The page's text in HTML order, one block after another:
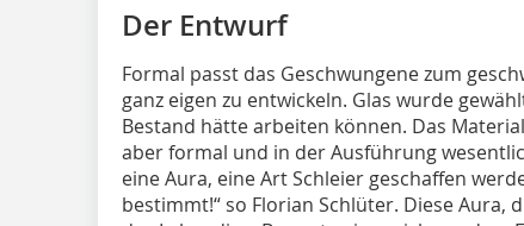
Der Entwurf
Formal passt das Geschwungene zum
ganz eigen zu entwickeln. Glas wurde
Bestand hätte arbeiten können. Das
aber formal und in der Ausführung
eine Aura, eine Art Schleier geschaffen
bestimmt!“ so Florian Schlüter. Diese Aura,